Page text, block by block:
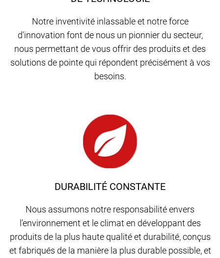
DURABILITÉ CONSTANTE
Nous assumons notre responsabilité envers
l'environnement et le climat en développant des
produits de la plus haute qualité et durabilité, conçus
et fabriqués de la manière la plus durable possible, et
Notre inventivité inlassable et notre force
d'innovation font de nous un pionnier du secteur,
nous permettant de vous offrir des produits et des
solutions de pointe qui répondent précisément à vos
besoins.